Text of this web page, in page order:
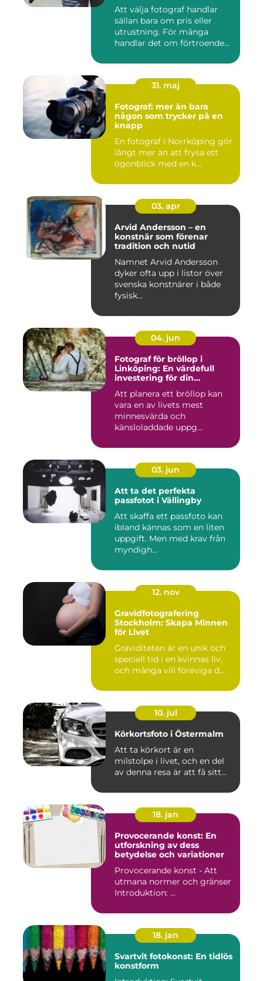
Att välja fotograf handlar
sällan bara om pris eller
utrustning. För många
handlar det om förtroende...
31. maj
Fotograf: mer än bara
någon som trycker på en
knapp
En fotograf i Norrköping gör
långt mer än att frysa ett
ögonblick med en k...
03. apr
Arvid Andersson – en
konstnär som förenar
tradition och nutid
Namnet Arvid Andersson
dyker ofta upp i listor över
svenska konstnärer i både
fysisk...
04. jun
Fotograf för bröllop i
Linköping: En värdefull
investering för din
Att planera ett bröllop kan
vara en av livets mest
minnesvärda och
känsloladdade uppg...
03. jun
Att ta det perfekta
passfotot i Vällingby
Att skaffa ett passfoto kan
ibland kännas som en liten
uppgift. Men med krav från
myndigh...
12. nov
Gravidfotografering
Stockholm: Skapa Minnen
för Livet
Graviditeten är en unik och
speciell tid i en kvinnas liv,
och många vill föreviga d...
10. jul
Körkortsfoto i Östermalm
Att ta körkort är en
milstolpe i livet, och en del
av denna resa är att få sitt...
18. jan
Provocerande konst: En
utforskning av dess
betydelse och variationer
Provocerande konst - Att
utmana normer och gränser
Introduktion: ...
18. jan
Svartvit fotokonst: En tidlös
konstform